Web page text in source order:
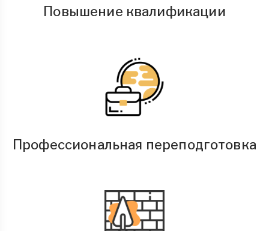
Повышение квалификации
Профессиональная переподготовка